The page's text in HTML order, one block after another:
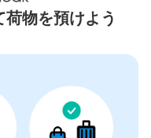
物を預けよう